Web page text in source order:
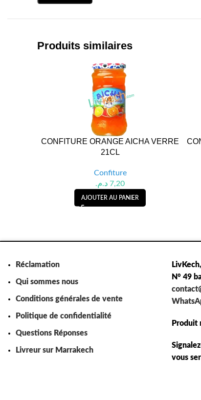
Produits similaires
CONFITURE ORANGE AICHA VERRE
21CL
Confiture
7,20 د.م.
AJOUTER AU PANIER
Réclamation
Qui sommes nous
Conditions générales de vente
Politique de confidentialité
Questions Réponses
Livreur sur Marrakech
N° 49
Produit
vous